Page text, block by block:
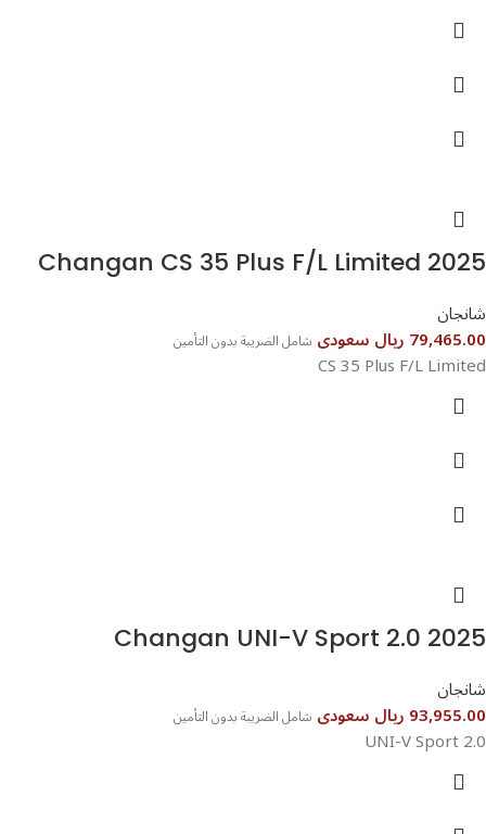
شانجان
79,465.00 ريال سعودى شامل الضريبة بدون التأمين
CS 35 Plus F/L Limited
شانجان
93,955.00 ريال سعودى شامل الضريبة بدون التأمين
UNI-V Sport 2.0